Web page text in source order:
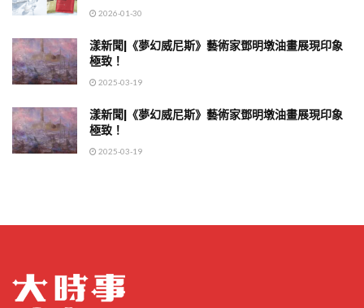
2026-01-30
漾新聞|《夢幻威尼斯》藝術家鄧明墩油畫展現印象
極致！
2025-03-19
漾新聞|《夢幻威尼斯》藝術家鄧明墩油畫展現印象
極致！
2025-03-19